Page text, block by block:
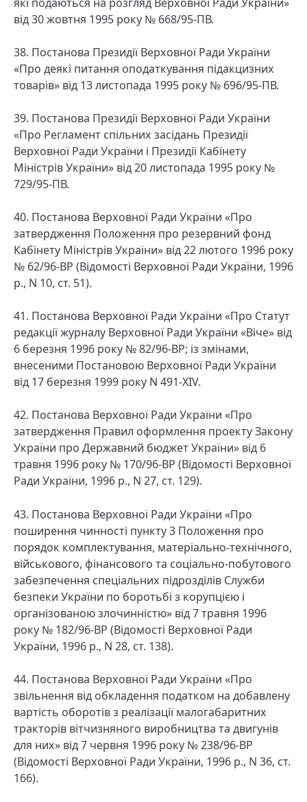
від 30 жовтня 1995 року № 668/95-ПВ.
38. Постанова Президії Верховної Ради України
«Про деякі питання оподаткування підакцизних
товарів» від 13 листопада 1995 року № 696/95-ПВ.
39. Постанова Президії Верховної Ради України
«Про Регламент спільних засідань Президії
Верховної Ради України і Президії Кабінету
Міністрів України» від 20 листопада 1995 року №
729/95-ПВ.
40. Постанова Верховної Ради України «Про
затвердження Положення про резервний фонд
Кабінету Міністрів України» від 22 лютого 1996 року
№ 62/96-ВР (Відомості Верховної Ради України, 1996
р., N 10, ст. 51).
41. Постанова Верховної Ради України «Про Статут
редакції журналу Верховної Ради України «Віче» від
6 березня 1996 року № 82/96-ВР; із змінами,
внесеними Постановою Верховної Ради України
від 17 березня 1999 року N 491-XIV.
42. Постанова Верховної Ради України «Про
затвердження Правил оформлення проекту Закону
України про Державний бюджет України» від 6
травня 1996 року № 170/96-ВР (Відомості Верховної
Ради України, 1996 р., N 27, ст. 129).
43. Постанова Верховної Ради України «Про
поширення чинності пункту 3 Положення про
порядок комплектування, матеріально-технічного,
військового, фінансового та соціально-побутового
забезпечення спеціальних підрозділів Служби
безпеки України по боротьбі з корупцією і
організованою злочинністю» від 7 травня 1996
року № 182/96-ВР (Відомості Верховної Ради
України, 1996 р., N 28, ст. 138).
44. Постанова Верховної Ради України «Про
звільнення від обкладення податком на добавлену
вартість оборотів з реалізації малогабаритних
тракторів вітчизняного виробництва та двигунів
для них» від 7 червня 1996 року № 238/96-ВР
(Відомості Верховної Ради України, 1996 р., N 36, ст.
166).